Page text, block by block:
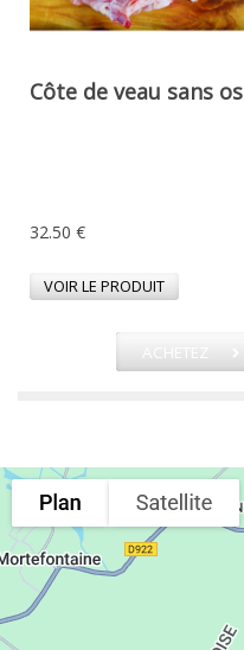
Côte de veau sans os
32.50 €
VOIR LE PRODUIT
ACHETEZ